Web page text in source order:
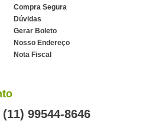
Compra Segura
Dúvidas
Gerar Boleto
Nosso Endereço
Nota Fiscal
(11) 99544-8646